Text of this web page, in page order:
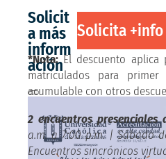
Solicita +info
Solicit
a más
inform
ación
*Nota:El descuento aplica
matriculados para
acumulable con otros
2 encuentros presenciales
a.m. a 7:00 p.m. | Sábado
Encuentros sincrónicos